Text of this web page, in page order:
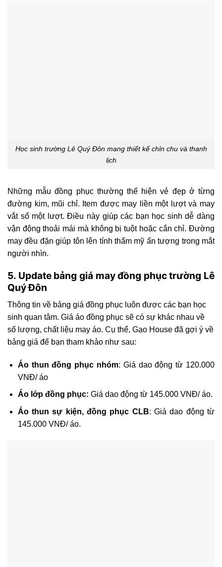
Học sinh trường Lê Quý Đôn mang thiết kế chỉn chu và thanh
lịch
Những mẫuđồng phục thường thể hiện vẻ đẹp ở từng
đường kim, mũi chỉ. Item được may liền một lượt và may
vắt sổ một lượt. Điều này giúp các bạn học sinh dễ dàng
vận động thoải mái mà không bị tuột hoặc cắn chỉ. Đường
may đều đặn giúp tôn lên tính thẩm mỹ ấn tượng trong mắt
người nhìn.
5. Update bảng giá may đồng phục trường Lê
Quý Đôn
Thông tin về bảng giá đồng phục luôn được các bạn học
sinh quan tâm. Giá áo đồng phục sẽ có sự khác nhau về
số lượng, chất liệu may áo. Cụ thể, Gạo House đã gợi ý về
bảng giá để bạn tham khảo như sau:
Áo thun đồng phục nhóm: Giá dao động từ 120.000
VNĐ/ áo
Áo lớp đồng phục: Giá dao động từ 145.000 VNĐ/ áo.
Áo thun sự kiện, đồng phục CLB: Giá dao động từ
145.000 VNĐ/ áo.